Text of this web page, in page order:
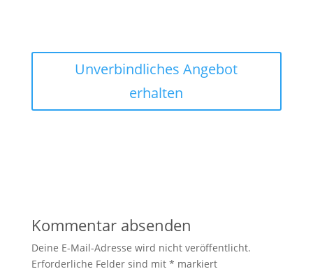
Unverbindliches Angebot
erhalten
Kommentar absenden
Deine E-Mail-Adresse wird nicht veröffentlicht.
Erforderliche Felder sind mit * markiert